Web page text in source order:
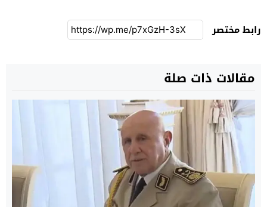
رابط مختصر
مقالات ذات صلة